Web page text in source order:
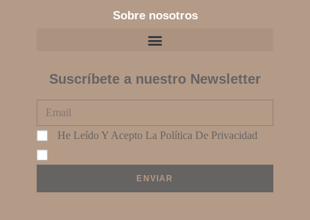
Sobre nosotros
Suscríbete a nuestro Newsletter
He Leído Y Acepto La Política De Privacidad
ENVIAR